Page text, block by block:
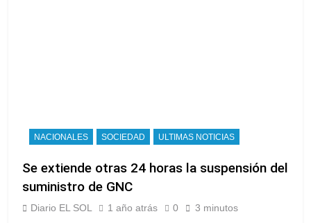
NACIONALES SOCIEDAD ULTIMAS NOTICIAS
Se extiende otras 24 horas la suspensión del
suministro de GNC
Diario EL SOL 1 año atrás 0 3 minutos